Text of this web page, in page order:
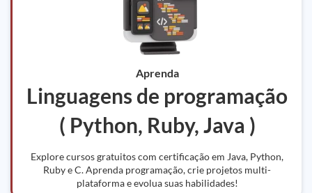
Aprenda
Linguagens de programação
( Python, Ruby, Java )
Explore cursos gratuitos com certificação em Java, Python,
Ruby e C. Aprenda programação, crie projetos multi-
plataforma e evolua suas habilidades!